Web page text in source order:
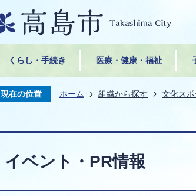
くらし・手続き 医療・健康・福祉
現在の位置 ホーム 組織から探す 文化ス
イベント・PR情報